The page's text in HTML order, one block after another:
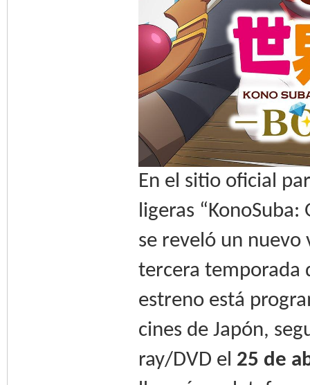
En el sitio oficial
ligeras
se reveló un nuevo
tercera temporada
estreno está
cines de Japón,
ray/DVD el 25 de